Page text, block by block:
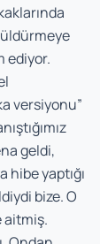
ediyor.
versiyonu”
geldi,
yaptığı
bize. O
aitmiş.